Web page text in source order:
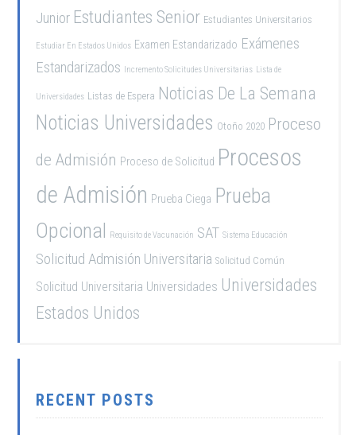
Junior Estudiantes Senior Estudiantes Universitarios
Estudiar En Estados Unidos Examen Estandarizado Exámenes
Estandarizados Incremento Solicitudes Universitarias Lista de
Universidades Listas de Espera Noticias De La Semana
Noticias Universidades Otoño 2020 Proceso
de Admisión Proceso de Solicitud Procesos
de Admisión Prueba Ciega Prueba
Opcional Requisito de Vacunación SAT Sistema Educación
Solicitud Admisión Universitaria Solicitud Común
Solicitud Universitaria Universidades Universidades
Estados Unidos
RECENT POSTS